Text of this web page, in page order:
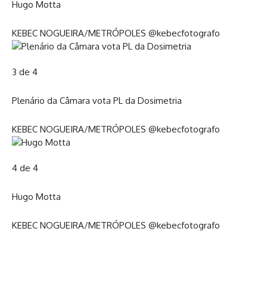
Hugo Motta
KEBEC NOGUEIRA/METRÓPOLES @kebecfotografo
3 de 4
Plenário da Câmara vota PL da Dosimetria
KEBEC NOGUEIRA/METRÓPOLES @kebecfotografo
4 de 4
Hugo Motta
KEBEC NOGUEIRA/METRÓPOLES @kebecfotografo